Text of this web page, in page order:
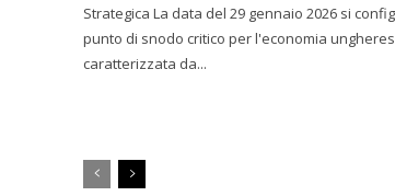
Strategica La data del 29 gennaio 2026 si configura come un
punto di snodo critico per l'economia
caratterizzata da...